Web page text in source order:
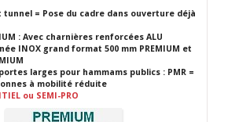
tunnel = Pose du cadre dans ouverture déjà
: Avec charnières renforcées ALU
INOX grand format 500 mm PREMIUM et
portes larges pour hammams publics : PMR =
à mobilité réduite
ou SEMI-PRO